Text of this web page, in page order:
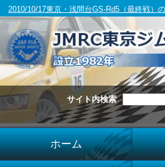
2010/10/17東京・浅間台GS-Rd5（最終戦）
サイト内検索
ホーム